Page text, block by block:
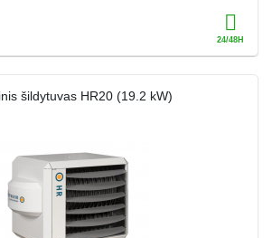
šildytuvas HR20 (19.2 kW)